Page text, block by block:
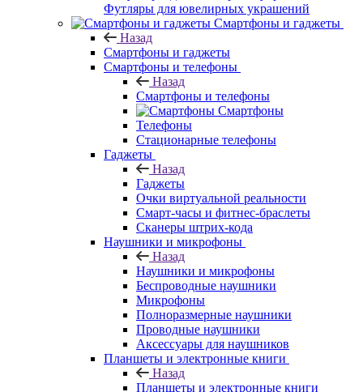
Футляры для ювелирных украшений
Смартфоны и гаджеты
Назад
Смартфоны и гаджеты
Смартфоны и телефоны
Назад
Смартфоны и телефоны
Смартфоны
Телефоны
Стационарные телефоны
Гаджеты
Назад
Гаджеты
Очки виртуальной реальности
Смарт-часы и фитнес-браслеты
Сканеры штрих-кода
Наушники и микрофоны
Назад
Наушники и микрофоны
Беспроводные наушники
Микрофоны
Полноразмерные наушники
Проводные наушники
Аксессуары для наушников
Планшеты и электронные книги
Назад
Планшеты и электронные книги